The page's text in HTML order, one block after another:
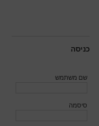
כניסה
שם משתמש
סיסמה